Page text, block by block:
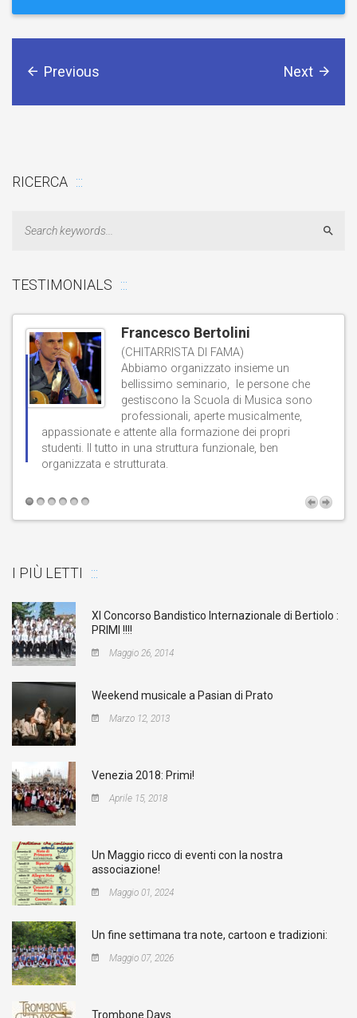
Previous Next
RICERCA
TESTIMONIALS
Francesco Bertolini
(CHITARRISTA DI FAMA)
Abbiamo organizzato insieme un
bellissimo seminario, le persone che
gestiscono la Scuola di Musica sono
professionali, aperte musicalmente,
appassionate e attente alla formazione dei propri
studenti. Il tutto in una struttura funzionale, ben
organizzata e strutturata.
I PIÙ LETTI
XI Concorso Bandistico Internazionale di Bertiolo :
PRIMI !!!!
Maggio 26, 2014
Weekend musicale a Pasian di Prato
Marzo 12, 2013
Venezia 2018: Primi!
Aprile 15, 2018
Un Maggio ricco di eventi con la nostra
associazione!
Maggio 01, 2024
Un fine settimana tra note, cartoon e tradizioni:
Maggio 07, 2026
Trombone Days